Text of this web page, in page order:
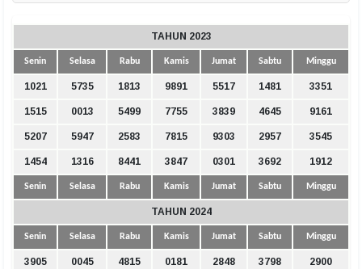
TAHUN 2023
Senin Selasa Rabu Kamis Jumat Sabtu Minggu
1021 5735 1813 9891 5517 1481 3351
1515 0013 5499 7755 3839 4645 9161
5207 5947 2583 7815 9303 2957 3545
1454 1316 8441 3847 0301 3692 1912
Senin Selasa Rabu Kamis Jumat Sabtu Minggu
TAHUN 2024
Senin Selasa Rabu Kamis Jumat Sabtu Minggu
3905 0045 4815 0181 2848 3798 2900